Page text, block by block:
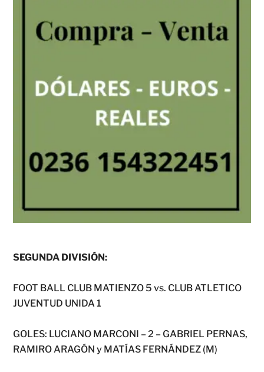
SEGUNDA DIVISIÓN:
FOOT BALL CLUB MATIENZO 5 vs. CLUB ATLETICO
JUVENTUD UNIDA 1
GOLES: LUCIANO MARCONI – 2 – GABRIEL PERNAS,
RAMIRO ARAGÓN y MATÍAS FERNÁNDEZ (M)